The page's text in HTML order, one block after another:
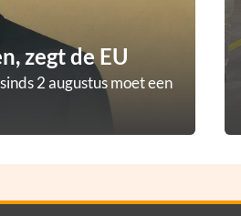
zegt de EU
2 augustus moet een